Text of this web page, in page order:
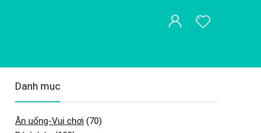
Danh mục
Ăn uống-Vui chơi (70)